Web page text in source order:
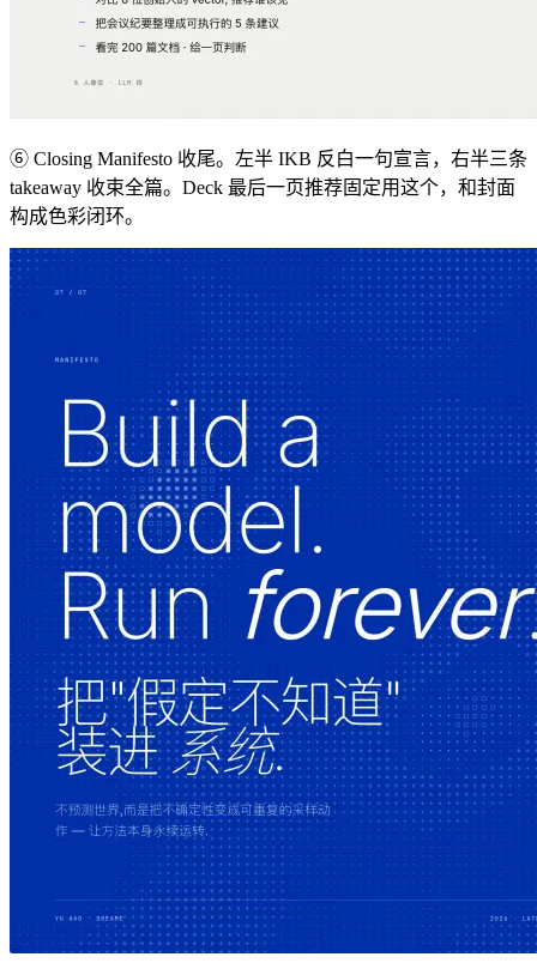
⑥ Closing Manifesto 收尾。左半 IKB 反白一句宣言，右半三条
takeaway 收束全篇。Deck 最后一页推荐固定用这个，和封面
构成色彩闭环。